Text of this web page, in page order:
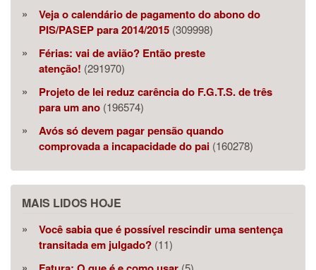
Veja o calendário de pagamento do abono do
PIS/PASEP para 2014/2015 (309998)
Férias: vai de avião? Então preste
atenção! (291970)
Projeto de lei reduz carência do F.G.T.S. de três
para um ano (196574)
Avós só devem pagar pensão quando
comprovada a incapacidade do pai (160278)
MAIS LIDOS HOJE
Você sabia que é possível rescindir uma sentença
transitada em julgado? (11)